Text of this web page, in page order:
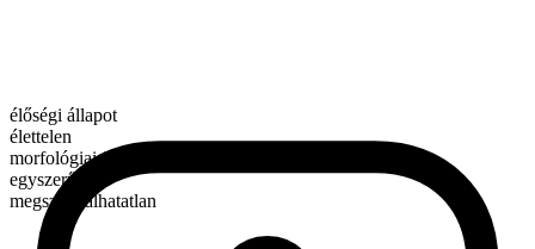
élőségi állapot
élettelen
morfológiai összetétel
egyszerű
megszámlálhatatlan